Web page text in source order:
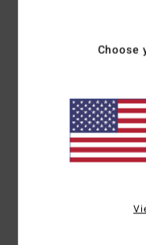
forma
collo halter
centro del collo
Imbottitura:coppe
Copertura:
Choose